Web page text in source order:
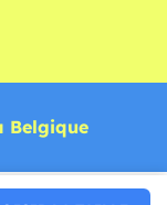
Belgique